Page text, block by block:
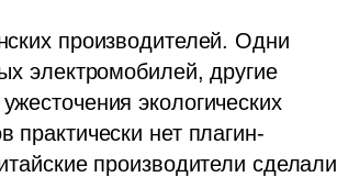
производителей. Одни
электромобилей, другие
экологических
нет плагин-
производители сделали